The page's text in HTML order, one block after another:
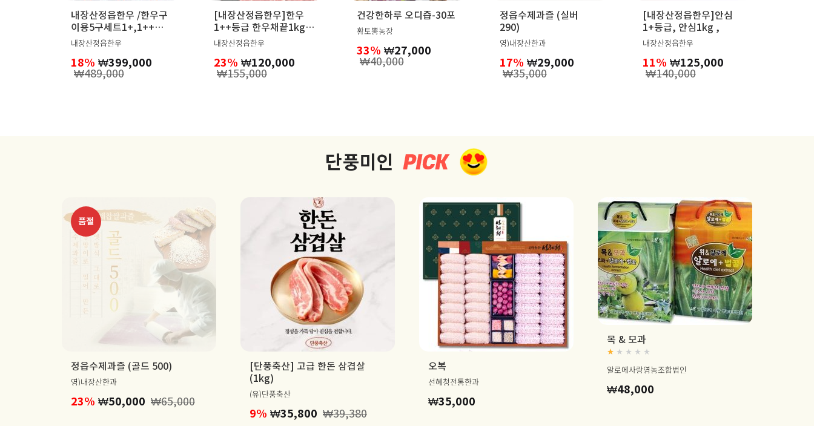
내장산정읍한우 /한우구
이용5구세트1+,1++등
심,채끝,살치,갈비살,치
내장산정읍한우
18% ₩399,000
₩489,000
[내장산정읍한우]한우
1++등급 한우채끝1kg
암소,거세
내장산정읍한우
23% ₩120,000
₩155,000
건강한하루 오디즙-30포
황토뽕농장
33% ₩27,000
₩40,000
정읍수제과즐 (실버
290)
영)내장산한과
17% ₩29,000
₩35,000
[내장산정읍한우]안심
1+등급, 안심1kg ,
내장산정읍한우
11% ₩125,000
₩140,000
품절
정읍수제과즐 (골드 500)
영)내장산한과
23% ₩50,000 ₩65,000
[단풍축산] 고급 한돈 삼겹살
(1kg)
(유)단풍축산
9% ₩35,800 ₩39,380
오복
선혜청전통한과
₩35,000
목 & 모과
알로에사랑영농조합법인
₩48,000